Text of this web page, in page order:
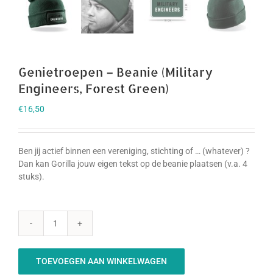
Genietroepen – Beanie (Military
Engineers, Forest Green)
€16,50
Ben jij actief binnen een vereniging, stichting of … (whatever) ?
Dan kan Gorilla jouw eigen tekst op de beanie plaatsen (v.a. 4
stuks).
Genietroepen
(Military
TOEVOEGEN AAN WINKELWAGEN